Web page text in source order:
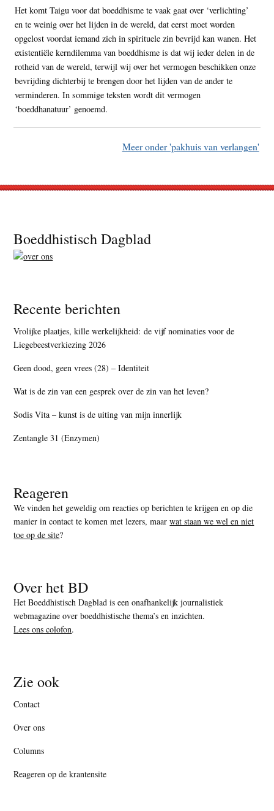
Het komt Taigu voor dat boeddhisme te vaak gaat over ‘verlichting’
en te weinig over het lijden in de wereld, dat eerst moet worden
opgelost voordat iemand zich in spirituele zin bevrijd kan wanen. Het
existentiële kerndilemma van boeddhisme is dat wij ieder delen in de
rotheid van de wereld, terwijl wij over het vermogen beschikken onze
bevrijding dichterbij te brengen door het lijden van de ander te
verminderen. In sommige teksten wordt dit vermogen
‘boeddhanatuur’ genoemd.
Meer onder 'pakhuis van verlangen'
Footer
Boeddhistisch Dagblad
Recente berichten
Vrolijke plaatjes, kille werkelijkheid: de vijf nominaties voor de
Liegebeestverkiezing 2026
Geen dood, geen vrees (28) – Identiteit
Wat is de zin van een gesprek over de zin van het leven?
Sodis Vita – kunst is de uiting van mijn innerlijk
Zentangle 31 (Enzymen)
Reageren
We vinden het geweldig om reacties op berichten te krijgen en op die
manier in contact te komen met lezers, maarwat staan we wel en niet
toe op de site?
Over het BD
Het Boeddhistisch Dagblad is een onafhankelijk journalistiek
webmagazine over boeddhistische thema’s en inzichten.
Lees ons colofon.
Zie ook
Contact
Over ons
Columns
Reageren op de krantensite